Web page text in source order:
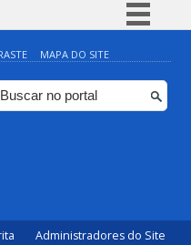
Simplifique!
Comunica BR
Participe
MAPA DO SITE
Administradores do Site